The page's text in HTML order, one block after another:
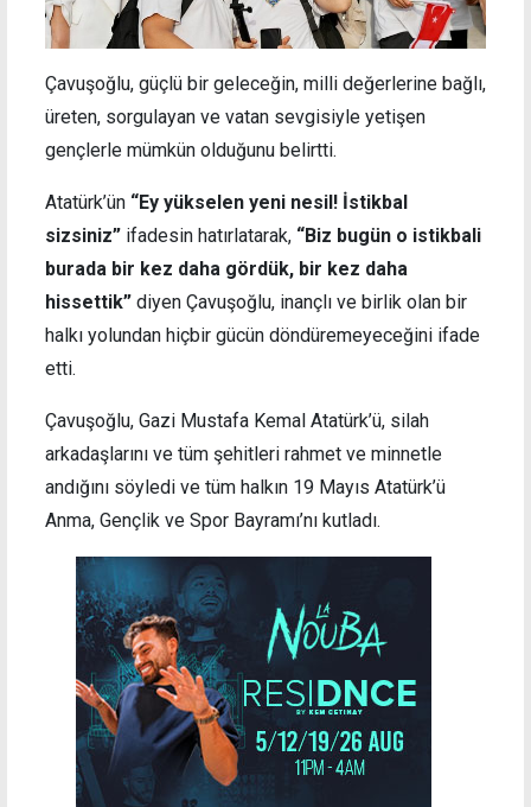
Çavuşoğlu, güçlü bir geleceğin, milli değerlerine bağlı,
üreten, sorgulayan ve vatan sevgisiyle yetişen
gençlerle mümkün olduğunu belirtti.
Atatürk’ün “Ey yükselen yeni nesil! İstikbal
sizsiniz” ifadesin hatırlatarak, “Biz bugün o istikbali
burada bir kez daha gördük, bir kez daha
hissettik” diyen Çavuşoğlu, inançlı ve birlik olan bir
halkı yolundan hiçbir gücün döndüremeyeceğini ifade
etti.
Çavuşoğlu, Gazi Mustafa Kemal Atatürk’ü, silah
arkadaşlarını ve tüm şehitleri rahmet ve minnetle
andığını söyledi ve tüm halkın 19 Mayıs Atatürk’ü
Anma, Gençlik ve Spor Bayramı’nı kutladı.